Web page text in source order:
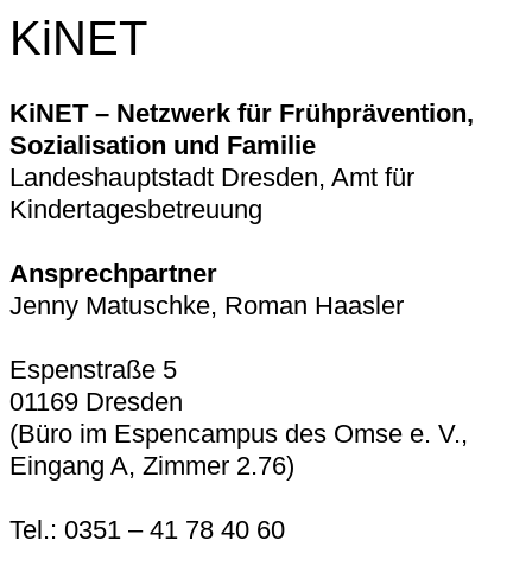
KiNET
KiNET – Netzwerk für Frühprävention,
Sozialisation und Familie
Landeshauptstadt Dresden, Amt für
Kindertagesbetreuung
Ansprechpartner
Jenny Matuschke, Roman Haasler
Espenstraße 5
01169 Dresden
(Büro im Espencampus des Omse e. V.,
Eingang A, Zimmer 2.76)
Tel.: 0351 – 41 78 40 60